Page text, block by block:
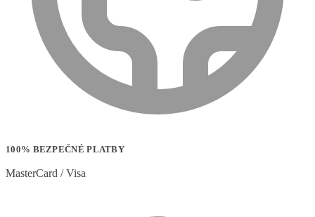
100% BEZPEČNÉ PLATBY
MasterCard / Visa